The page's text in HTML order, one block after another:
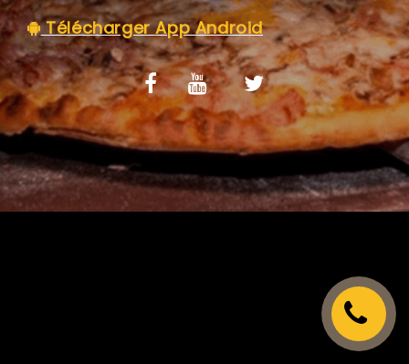
Télécharger App Android